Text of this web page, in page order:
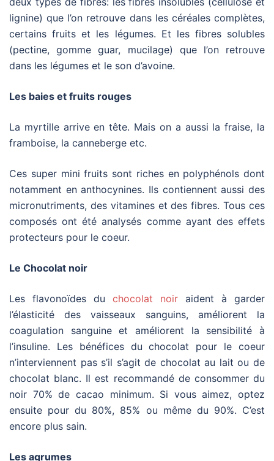
lignine) que l’on retrouve dans les céréales complètes,
certains fruits et les légumes. Et les fibres solubles
(pectine, gomme guar, mucilage) que l’on retrouve
dans les légumes et le son d’avoine.
Les baies et fruits rouges
La myrtille arrive en tête. Mais on a aussi la fraise, la
framboise, la canneberge etc.
Ces super mini fruits sont riches en polyphénols dont
notamment en anthocynines. Ils contiennent aussi des
micronutriments, des vitamines et des fibres. Tous ces
composés ont été analysés comme ayant des effets
protecteurs pour le coeur.
Le Chocolat noir
Les flavonoïdes du chocolat noir aident à garder
l’élasticité des vaisseaux sanguins, améliorent la
coagulation sanguine et améliorent la sensibilité à
l’insuline. Les bénéfices du chocolat pour le coeur
n’interviennent pas s’il s’agit de chocolat au lait ou de
chocolat blanc. Il est recommandé de consommer du
noir 70% de cacao minimum. Si vous aimez, optez
ensuite pour du 80%, 85% ou même du 90%. C’est
encore plus sain.
Les agrumes